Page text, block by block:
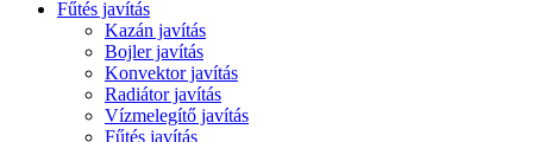
Fűtés javítás
Kazán javítás
Bojler javítás
Konvektor javítás
Radiátor javítás
Vízmelegítő javítás
Fűtés javítás